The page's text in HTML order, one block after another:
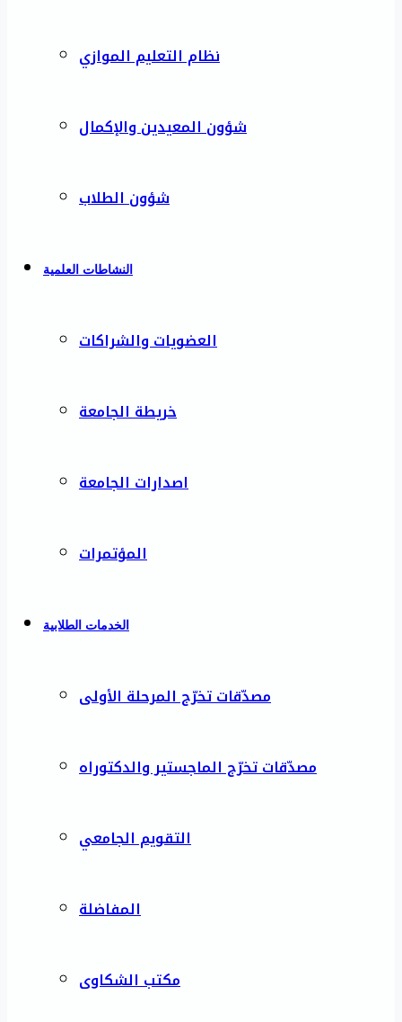
نظام التعليم الموازي
شؤون المعيدين والإكمال
شؤون الطلاب
النشاطات العلمية
العضويات والشراكات
خريطة الجامعة
اصدارات الجامعة
المؤتمرات
الخدمات الطلابية
مصدّقات تخرّج المرحلة الأولى
مصدّقات تخرّج الماجستير والدكتوراه
التقويم الجامعي
المفاضلة
مكتب الشكاوى